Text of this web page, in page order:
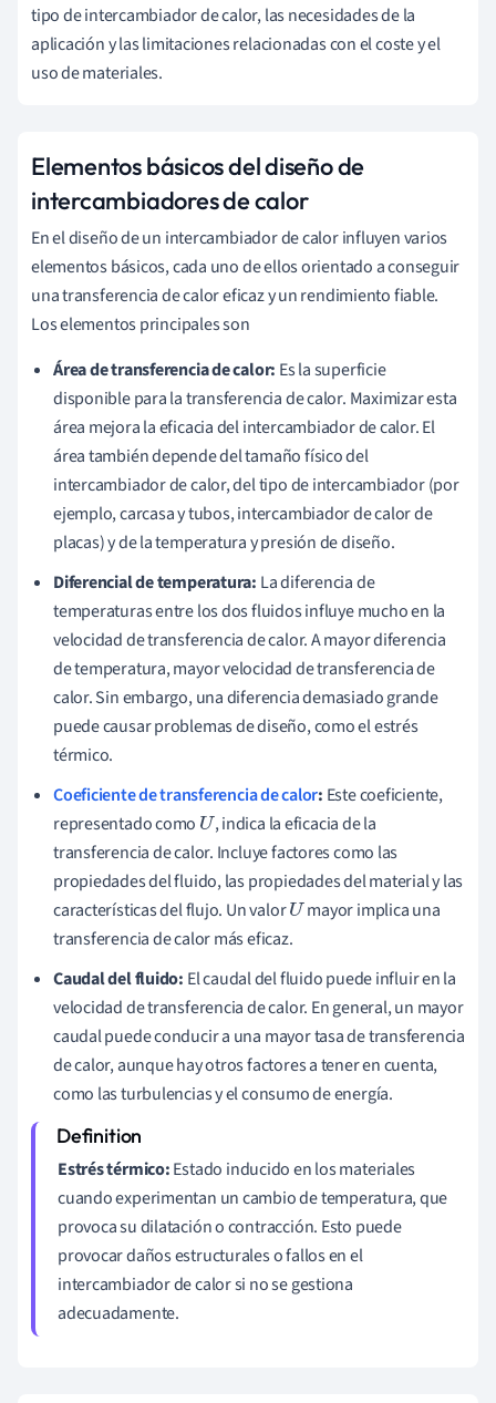
tipo de intercambiador de calor, las necesidades de la
aplicación y las limitaciones relacionadas con el coste y el
uso de materiales.
Elementos básicos del diseño de
intercambiadores de calor
En el diseño de un intercambiador de calor influyen varios
elementos básicos, cada uno de ellos orientado a conseguir
una transferencia de calor eficaz y un rendimiento fiable.
Los elementos principales son
Área de transferencia de calor: Es la superficie
disponible para la transferencia de calor. Maximizar esta
área mejora la eficacia del intercambiador de calor. El
área también depende del tamaño físico del
intercambiador de calor, del tipo de intercambiador (por
ejemplo, carcasa y tubos, intercambiador de calor de
placas) y de la temperatura y presión de diseño.
Diferencial de temperatura: La diferencia de
temperaturas entre los dos fluidos influye mucho en la
velocidad de transferencia de calor. A mayor diferencia
de temperatura, mayor velocidad de transferencia de
calor. Sin embargo, una diferencia demasiado grande
puede causar problemas de diseño, como el estrés
térmico.
Coeficiente de transferencia de calor: Este coeficiente,
representado como U, indica la eficacia de la
transferencia de calor. Incluye factores como las
propiedades del fluido, las propiedades del material y las
características del flujo. Un valorUmayor implica una
transferencia de calor más eficaz.
Caudal del fluido: El caudal del fluido puede influir en la
velocidad de transferencia de calor. En general, un mayor
caudal puede conducir a una mayor tasa de transferencia
de calor, aunque hay otros factores a tener en cuenta,
como las turbulencias y el consumo de energía.
Estrés térmico:Estado inducido en los materiales
cuando experimentan un cambio de temperatura, que
provoca su dilatación o contracción. Esto puede
provocar daños estructurales o fallos en el
intercambiador de calor si no se gestiona
adecuadamente.